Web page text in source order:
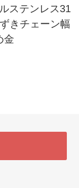
ステンレス31
きチェーン幅
金